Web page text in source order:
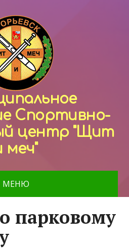
Спортивно-
центр "Щит
меч"
МЕНЮ
парковому